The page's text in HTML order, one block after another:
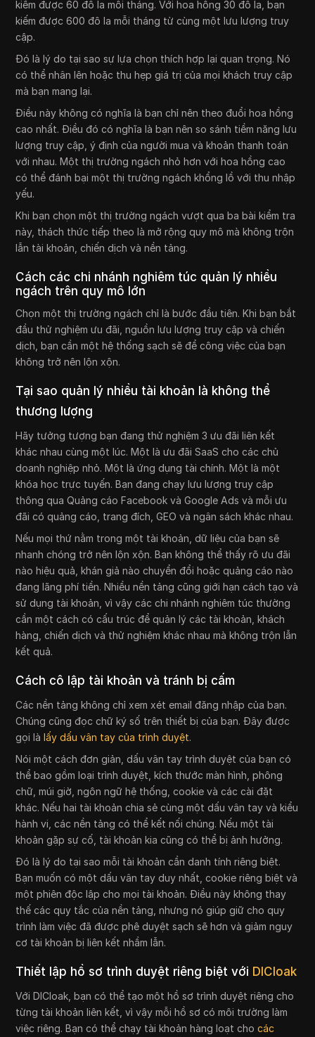
kiếm được 60 đô la mỗi tháng. Với hoa hồng 30 đô la, bạn
kiếm được 600 đô la mỗi tháng từ cùng một lưu lượng truy
cập.
Đó là lý do tại sao sự lựa chọn thích hợp lại quan trọng. Nó
có thể nhân lên hoặc thu hẹp giá trị của mọi khách truy cập
mà bạn mang lại.
Điều này không có nghĩa là bạn chỉ nên theo đuổi hoa hồng
cao nhất. Điều đó có nghĩa là bạn nên so sánh tiềm năng lưu
lượng truy cập, ý định của người mua và khoản thanh toán
với nhau. Một thị trường ngách nhỏ hơn với hoa hồng cao
có thể đánh bại một thị trường ngách khổng lồ với thu nhập
yếu.
Khi bạn chọn một thị trường ngách vượt qua ba bài kiểm tra
này, thách thức tiếp theo là mở rộng quy mô mà không trộn
lẫn tài khoản, chiến dịch và nền tảng.
Cách các chi nhánh nghiêm túc quản lý nhiều
ngách trên quy mô lớn
Chọn một thị trường ngách chỉ là bước đầu tiên. Khi bạn bắt
đầu thử nghiệm ưu đãi, nguồn lưu lượng truy cập và chiến
dịch, bạn cần một hệ thống sạch sẽ để công việc của bạn
không trở nên lộn xộn.
Tại sao quản lý nhiều tài khoản là không thể
thương lượng
Hãy tưởng tượng bạn đang thử nghiệm 3 ưu đãi liên kết
khác nhau cùng một lúc. Một là ưu đãi SaaS cho các chủ
doanh nghiệp nhỏ. Một là ứng dụng tài chính. Một là một
khóa học trực tuyến. Bạn đang chạy lưu lượng truy cập
thông qua Quảng cáo Facebook và Google Ads và mỗi ưu
đãi có quảng cáo, trang đích, GEO và ngân sách khác nhau.
Nếu mọi thứ nằm trong một tài khoản, dữ liệu của bạn sẽ
nhanh chóng trở nên lộn xộn. Bạn không thể thấy rõ ưu đãi
nào hiệu quả, khán giả nào chuyển đổi hoặc quảng cáo nào
đang lãng phí tiền. Nhiều nền tảng cũng giới hạn cách tạo và
sử dụng tài khoản, vì vậy các chi nhánh nghiêm túc thường
cần một cách có cấu trúc để quản lý các tài khoản, khách
hàng, chiến dịch và thử nghiệm khác nhau mà không trộn lẫn
kết quả.
Cách cô lập tài khoản và tránh bị cấm
Các nền tảng không chỉ xem xét email đăng nhập của bạn.
Chúng cũng đọc chữ ký số trên thiết bị của bạn. Đây được
gọi làlấy dấu vân tay của trình duyệt.
Nói một cách đơn giản, dấu vân tay trình duyệt của bạn có
thể bao gồm loại trình duyệt, kích thước màn hình, phông
chữ, múi giờ, ngôn ngữ hệ thống, cookie và các cài đặt
khác. Nếu hai tài khoản chia sẻ cùng một dấu vân tay và kiểu
hành vi, các nền tảng có thể kết nối chúng. Nếu một tài
khoản gặp sự cố, tài khoản kia cũng có thể bị ảnh hưởng.
Đó là lý do tại sao mỗi tài khoản cần danh tính riêng biệt.
Bạn muốn có một dấu vân tay duy nhất, cookie riêng biệt và
một phiên độc lập cho mọi tài khoản. Điều này không thay
thế các quy tắc của nền tảng, nhưng nó giúp giữ cho quy
trình làm việc đã được phê duyệt sạch sẽ hơn và giảm nguy
cơ tài khoản bị liên kết nhầm lẫn.
Thiết lập hồ sơ trình duyệt riêng biệt với DICloak
Với DICloak, bạn có thể tạo một hồ sơ trình duyệt riêng cho
từng tài khoản liên kết, vì vậy mỗi hồ sơ có môi trường làm
việc riêng. Bạn có thể chạy tài khoản hàng loạt chocác